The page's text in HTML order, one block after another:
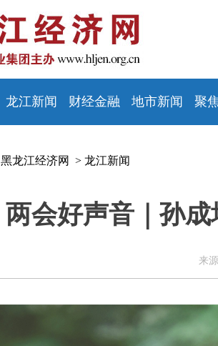
龙江新闻 财经金融 地市新闻 聚
黑龙江经济网 > 龙江新闻
两会好声音｜孙
来